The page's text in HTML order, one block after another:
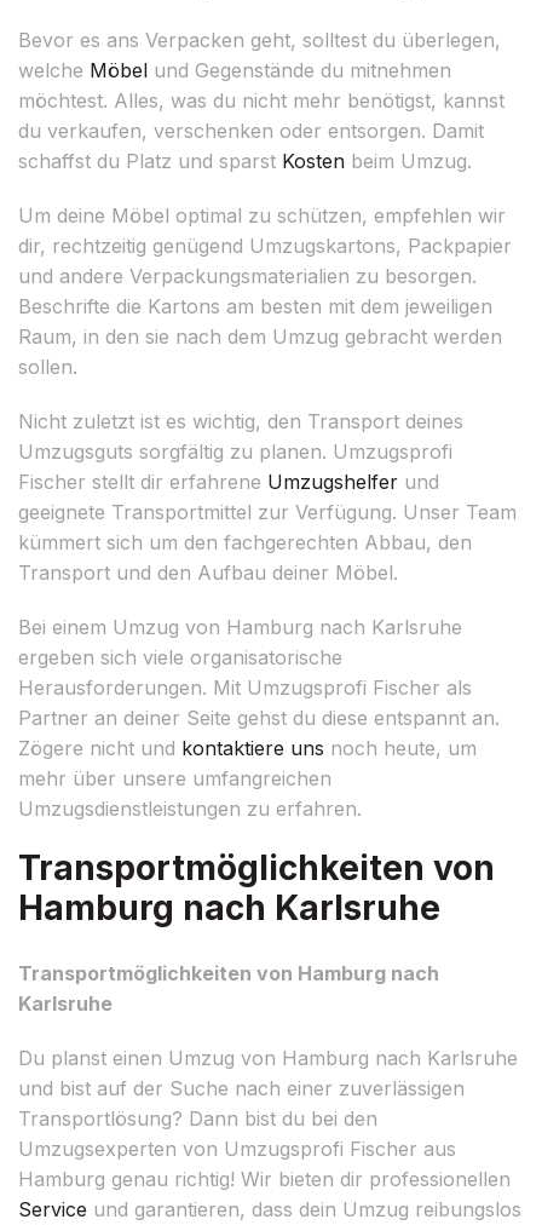
Bevor es ans Verpacken geht, solltest du überlegen,
welche Möbel und Gegenstände du mitnehmen
möchtest. Alles, was du nicht mehr benötigst, kannst
du verkaufen, verschenken oder entsorgen. Damit
schaffst du Platz und sparst Kosten beim Umzug.
Um deine Möbel optimal zu schützen, empfehlen wir
dir, rechtzeitig genügend Umzugskartons, Packpapier
und andere Verpackungsmaterialien zu besorgen.
Beschrifte die Kartons am besten mit dem jeweiligen
Raum, in den sie nach dem Umzug gebracht werden
sollen.
Nicht zuletzt ist es wichtig, den Transport deines
Umzugsguts sorgfältig zu planen. Umzugsprofi
Fischer stellt dir erfahrene Umzugshelfer und
geeignete Transportmittel zur Verfügung. Unser Team
kümmert sich um den fachgerechten Abbau, den
Transport und den Aufbau deiner Möbel.
Bei einem Umzug von Hamburg nach Karlsruhe
ergeben sich viele organisatorische
Herausforderungen. Mit Umzugsprofi Fischer als
Partner an deiner Seite gehst du diese entspannt an.
Zögere nicht und kontaktiere uns noch heute, um
mehr über unsere umfangreichen
Umzugsdienstleistungen zu erfahren.
Transportmöglichkeiten von
Hamburg nach Karlsruhe
Transportmöglichkeiten von Hamburg nach
Karlsruhe
Du planst einen Umzug von Hamburg nach Karlsruhe
und bist auf der Suche nach einer zuverlässigen
Transportlösung? Dann bist du bei den
Umzugsexperten von Umzugsprofi Fischer aus
Hamburg genau richtig! Wir bieten dir professionellen
Service und garantieren, dass dein Umzug reibungslos